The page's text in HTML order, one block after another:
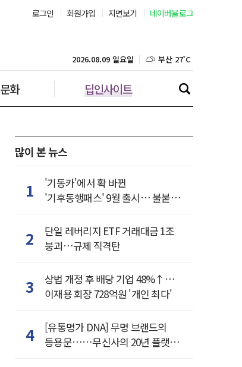
로그인 회원가입 지면보기 네이버블로그
문화 딥인사이트
2026.08.09 일요일 대구 27˚C
인천 27˚C
제주 27˚C
많이 본 뉴스
1
'기동카'에서 확 바뀐
'기후동행패스' 9월 출시… 불붙은
2
단일 레버리지 ETF 거래대금 1조
붕괴…규제 직격탄
3
상법 개정 후 배당 기업 48%↑…
이재용 회장 728억원 '개인 최다'
4
[유통명가 DNA] 무명 브랜드의
등용문……무신사의 20년 플랫폼